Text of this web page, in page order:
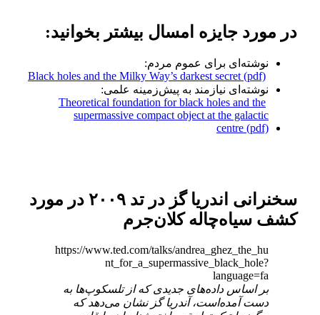
در مورد جایزه امسال بیشتر بخوانید:
نوشته‌ای برای عموم مردم:
Black holes and the Milky Way’s darkest secret (pdf)
نوشته‌ای نیازمند به پیش‌زمینه علمی:
Theoretical foundation for black holes and the
supermassive compact object at the galactic
centre (pdf)
سخنرانی اندریا گز در تد ۲۰۰۹ در مورد
کشف سیاه‌چاله کلان‌جرم
https://www.ted.com/talks/andrea_ghez_the_hu
nt_for_a_supermassive_black_hole?
language=fa
بر اساس داده‌های جدیدی که از تلسکوپ‌ها به
دست آمده‌است، آندریا گز نشان می‌دهد که